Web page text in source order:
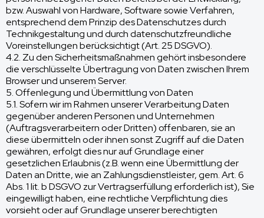
bzw. Auswahl von Hardware, Software sowie Verfahren,
entsprechend dem Prinzip des Datenschutzes durch
Technikgestaltung und durch datenschutzfreundliche
Voreinstellungen berücksichtigt (Art. 25 DSGVO).
4.2. Zu den Sicherheitsmaßnahmen gehört insbesondere
die verschlüsselte Übertragung von Daten zwischen Ihrem
Browser und unserem Server.
5. Offenlegung und Übermittlung von Daten
5.1. Sofern wir im Rahmen unserer Verarbeitung Daten
gegenüber anderen Personen und Unternehmen
(Auftragsverarbeitern oder Dritten) offenbaren, sie an
diese übermitteln oder ihnen sonst Zugriff auf die Daten
gewähren, erfolgt dies nur auf Grundlage einer
gesetzlichen Erlaubnis (z.B. wenn eine Übermittlung der
Daten an Dritte, wie an Zahlungsdienstleister, gem. Art. 6
Abs. 1 lit. b DSGVO zur Vertragserfüllung erforderlich ist), Sie
eingewilligt haben, eine rechtliche Verpflichtung dies
vorsieht oder auf Grundlage unserer berechtigten